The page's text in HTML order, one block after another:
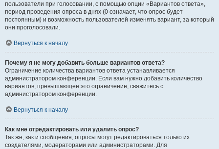
пользователи при голосовании, с помощью опции «Вариантов ответа»,
период проведения опроса в днях (0 означает, что опрос будет
постоянным) и возможность пользователей изменять вариант, за который
они проголосовали.
Вернуться к началу
Почему я не могу добавить больше вариантов ответа?
Ограничение количества вариантов ответа устанавливается
администратором конференции. Если вам нужно добавить количество
вариантов, превышающее это ограничение, свяжитесь с
администратором конференции.
Вернуться к началу
Как мне отредактировать или удалить опрос?
Так же, как и сообщения, опросы могут редактироваться только их
создателями, модераторами или администраторами. Для